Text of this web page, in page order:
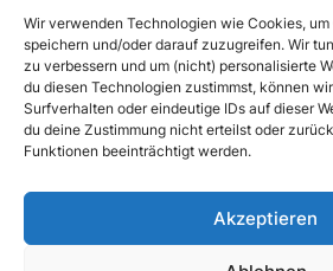
Wir verwenden Technologien wie Cookies,
speichern und/oder darauf zuzugreifen. Wir
zu verbessern und um (nicht) personalisierte
du diesen Technologien zustimmst, können
Surfverhalten oder eindeutige IDs auf dieser
du deine Zustimmung nicht erteilst oder
Funktionen beeinträchtigt werden.
Akzeptieren